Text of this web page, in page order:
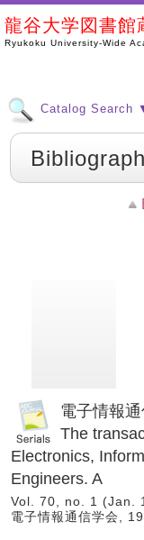
龍谷大学図書館
Ryukoku University-Wide
Catalog Search
電子情報
The
Electronics,
Engineers. A
Vol. 70, no. 1 (Jan.
電子情報通信学会,